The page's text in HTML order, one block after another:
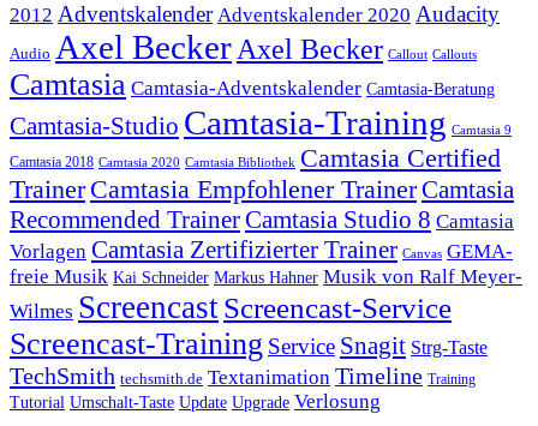
2012 Adventskalender Adventskalender 2020 Audacity
Audio Axel BeckerAxel Becker Callout Callouts
Camtasia Camtasia-Adventskalender Camtasia-Beratung
Camtasia-Studio Camtasia-Training Camtasia 9
Camtasia 2018 Camtasia 2020 Camtasia Bibliothek Camtasia Certified
Trainer Camtasia Empfohlener TrainerCamtasia
Recommended TrainerCamtasia Studio 8 Camtasia
Vorlagen Camtasia Zertifizierter Trainer Canvas GEMA-
freie Musik Kai Schneider Markus Hahner Musik von Ralf Meyer-
Wilmes ScreencastScreencast-Service
Screencast-Training Service Snagit Strg-Taste
TechSmith techsmith.de Textanimation Timeline Training
Tutorial Umschalt-Taste Update Upgrade Verlosung